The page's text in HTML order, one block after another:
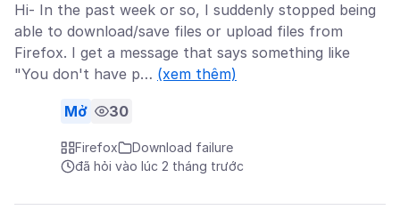
Hi- In the past week or so, I suddenly stopped being
able to download/save files or upload files from
Firefox. I get a message that says something like
"You don't have p… (xem thêm)
Mở 30
Firefox
Download failure
đã hỏi vào lúc 2 tháng trước